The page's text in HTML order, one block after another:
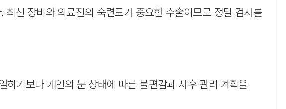
신 장비와 의료진의 숙련도가 중요한 수술이므로 정밀 검사를
하기보다 개인의 눈 상태에 따른 불편감과 사후 관리 계획을